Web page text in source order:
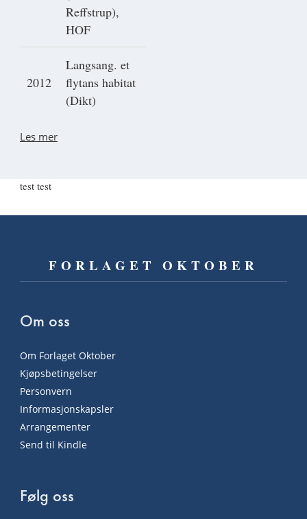
Reffstrup),
HOF
2012
Langsang. et
flytans habitat
(Dikt)
Les mer
test test
FORLAGET OKTOBER
Om oss
Om Forlaget Oktober
Kjøpsbetingelser
Personvern
Informasjonskapsler
Arrangementer
Send til Kindle
Følg oss